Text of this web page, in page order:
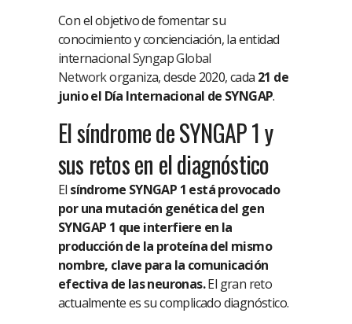
Con el objetivo de fomentar su
conocimiento y concienciación, la entidad
internacionalSyngap Global
Networkorganiza, desde 2020, cada 21 de
junio el Día Internacional de SYNGAP.
El síndrome de SYNGAP 1 y
sus retos en el diagnóstico
El síndrome SYNGAP 1 está provocado
por una mutación genética del gen
SYNGAP 1 que interfiere en la
producción de la proteína del mismo
nombre, clave para la comunicación
efectiva de las neuronas.El gran reto
actualmente es su complicado diagnóstico.